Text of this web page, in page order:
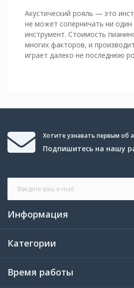
Акустический рояль — это
не может соперничать ни один
инструмент. Стоимость
многих факторов, и
играет далеко не последнюю
Хотите узнавать первым об
Подпишитесь на нашу
Информация
Категории
Время работы